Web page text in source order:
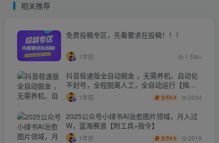
相关推荐
免费投稿专区，先看要求在投稿！！！
1年前 1.5W+
抖音极速版全自动掘金 ，无需养机、自动化
不封号，全程脱离人工，全自动运行【揭
秘】 1年前 宝币9.9 2034
2025公众号小绿书AI治愈图片领域，月入过
W，蓝海赛道【附工具+指令】
1年前 宝币9.9 2019